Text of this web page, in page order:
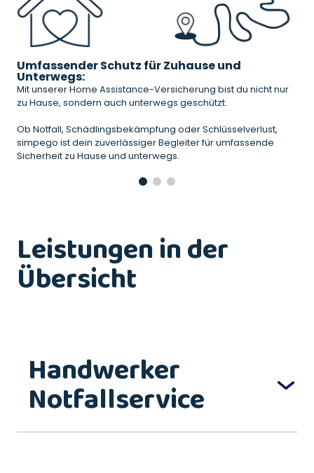
Umfassender Schutz für Zuhause und
Unterwegs:
Mit unserer Home Assistance-Versicherung bist du nicht nur
zu Hause, sondern auch unterwegs geschützt.
Ob Notfall, Schädlingsbekämpfung oder Schlüsselverlust,
simpego ist dein zuverlässiger Begleiter für umfassende
Sicherheit zu Hause und unterwegs.
Leistungen in der
Übersicht
Handwerker
Notfallservice